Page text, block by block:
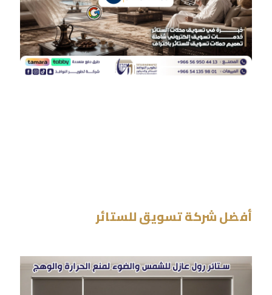
أفضل شركة تسويق للستائر